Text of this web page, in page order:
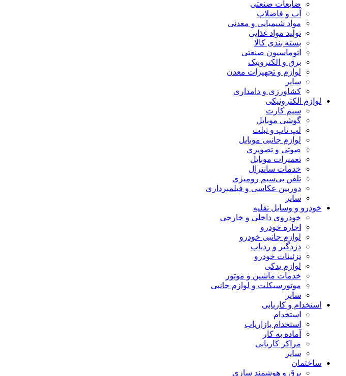
ضایعات صنعتی
آب و فاضلاب
مواد شیمیایی و معدنی
تولید مواد غذایی
بسته بندی کالا
اتوماسیون صنعتی
برق و الکترونیک
لوازم و تجهیزات معدن
سایر
کشاورزی و دامداری
لوازم الکترونیکی
سیم کارت
گوشی موبایل
لپ تاپ و تبلت
لوازم جانبی موبایل
صوتی و تصویری
تعمیرات موبایل
خدمات سانترال
تلفن بی‌سیم رومیزی
دوربین عکاسی و فیلمبرداری
سایر
خودرو و وسایل نقلیه
خودروی داخلی و خارجی
اجاره خودرو
لوازم جانبی خودرو
دزدگیر و ردیاب
تزئینات خودرو
لوازم یدکی
خدمات ماشین و موتور
موتورسیکلت و لوازم جانبی
سایر
استخدام و کاریابی
استخدام
استخدام بازاریاب
آماده به کار
مراکز کاریابی
سایر
ساختمان
برق و هوشمند سازی